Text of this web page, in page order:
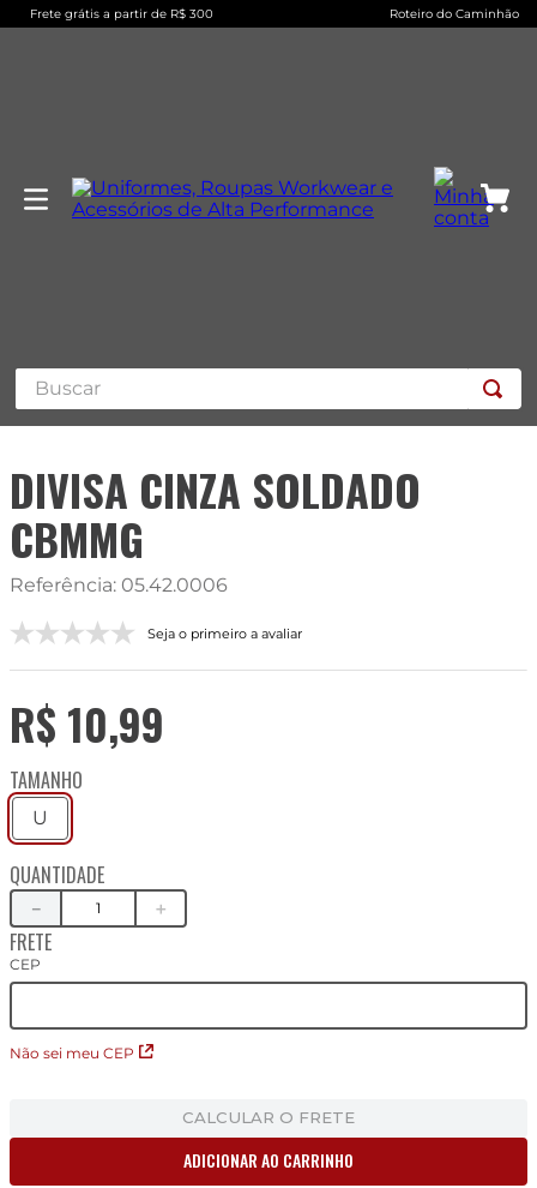
Frete grátis a partir de R$ 300 Roteiro do Caminhão
Buscar
DIVISA CINZA SOLDADO
CBMMG
Referência: 05.42.0006
Seja o primeiro a avaliar
R$ 10,99
TAMANHO
U
QUANTIDADE
＋
－
FRETE
CEP
Não sei meu CEP
CALCULAR O FRETE
ADICIONAR AO CARRINHO